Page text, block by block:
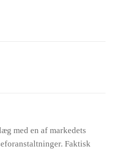
med en af markedets
Faktisk